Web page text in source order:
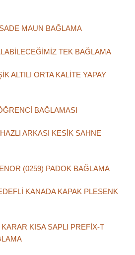
MAUN BAĞLAMA
TEK BAĞLAMA
ALTILI ORTA KALİTE YAPAY
BAĞLAMASI
ARKASI KESİK SAHNE
(0259) PADOK BAĞLAMA
KANADA KAPAK PLESENK
KISA SAPLI PREFİX-T